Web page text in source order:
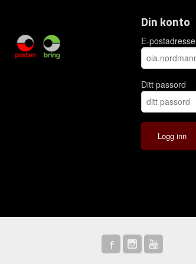
Din konto
E-postadresse
Ditt passord